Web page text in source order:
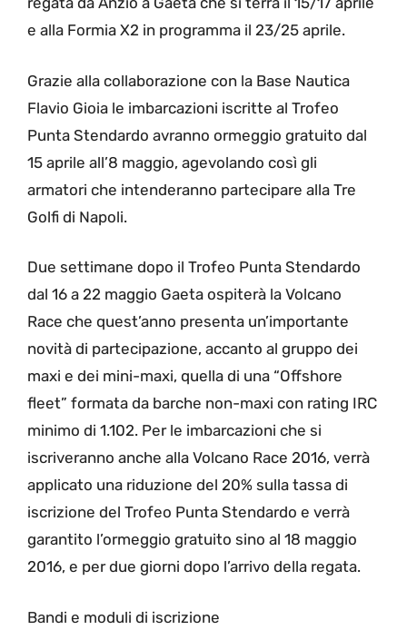
e alla Formia X2 in programma il 23/25 aprile.
Grazie alla collaborazione con la Base Nautica
Flavio Gioia le imbarcazioni iscritte al Trofeo
Punta Stendardo avranno ormeggio gratuito dal
15 aprile all’8 maggio, agevolando così gli
armatori che intenderanno partecipare alla Tre
Golfi di Napoli.
Due settimane dopo il Trofeo Punta Stendardo
dal 16 a 22 maggio Gaeta ospiterà la Volcano
Race che quest’anno presenta un’importante
novità di partecipazione, accanto al gruppo dei
maxi e dei mini-maxi, quella di una “Offshore
fleet” formata da barche non-maxi con rating IRC
minimo di 1.102. Per le imbarcazioni che si
iscriveranno anche alla Volcano Race 2016, verrà
applicato una riduzione del 20% sulla tassa di
iscrizione del Trofeo Punta Stendardo e verrà
garantito l’ormeggio gratuito sino al 18 maggio
2016, e per due giorni dopo l’arrivo della regata.
Bandi e moduli di iscrizione